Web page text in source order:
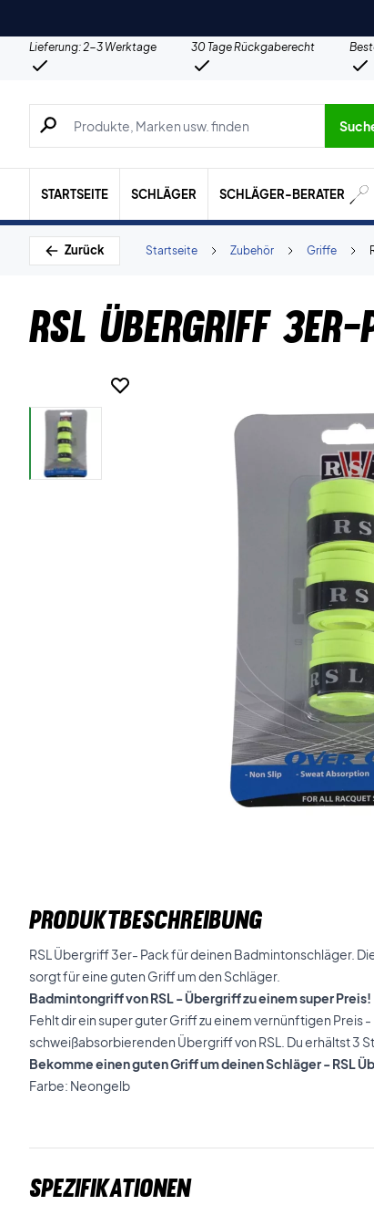
Lieferung: 2-3 Werktage 30 Tage Rückgaberecht
Suche nach Produkten, Marken usw.
STARTSEITE SCHLÄGER SCHLÄGER-BERATER
Zurück Griffe
Zubehör
Startseite
RSL Übergriff 3er-
PRODUKTBESCHREIBUNG
RSL Übergriff 3er- Pack für deinen Badmintonschläger.
sorgt für eine guten Griff um den Schläger.
Badmintongriff von RSL - Übergriff zu einem super Preis!
Fehlt dir ein super guter Griff zu einem vernünftigen Preis
schweißabsorbierenden Übergriff von RSL. Du erhältst 3
Bekomme einen guten Griff um deinen Schläger - RSL
Farbe: Neongelb
Spezifikationen